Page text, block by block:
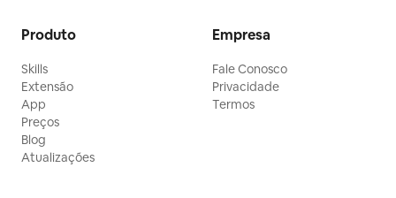
Produto
Skills
Extensão
App
Preços
Blog
Atualizações
Empresa
Fale Conosco
Privacidade
Termos